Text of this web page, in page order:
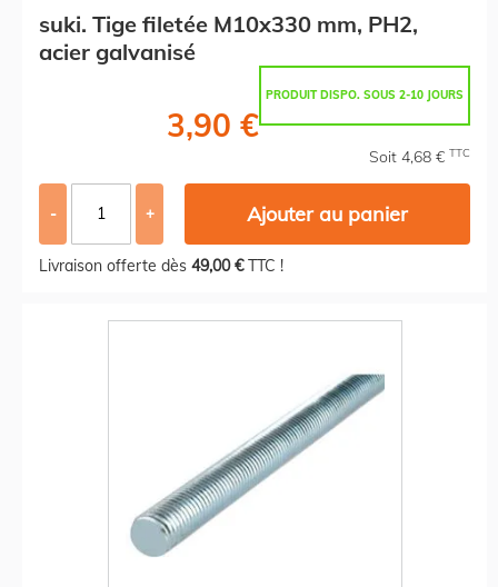
suki. Tige filetée M10x330 mm, PH2,
acier galvanisé
PRODUIT DISPO. SOUS 2-10 JOURS
3,90 €
Soit 4,68 € TTC
- + Ajouter au panier
Livraison offerte dès 49,00 €TTC !